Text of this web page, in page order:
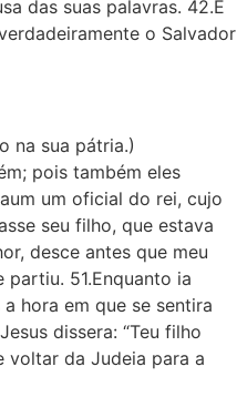
das suas palavras. 42.E
o Salvador
na sua pátria.)
pois também eles
um oficial do rei, cujo
seu filho, que estava
desce antes que meu
partiu. 51.Enquanto ia
hora em que se sentira
dissera: “Teu filho
voltar da Judeia para a